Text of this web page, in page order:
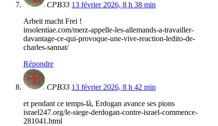
CPB33 13 février 2026, 8 h 38 min
Arbeit macht Frei !
insolentiae.com/merz-appelle-les-allemands-a-travailler-
davantage-ce-qui-provoque-une-vive-reaction-ledito-de-
charles-sannat/
Répondre
CPB33 13 février 2026, 8 h 42 min
et pendant ce temps-là, Erdogan avance ses pions
israel247.org/le-siege-derdogan-contre-israel-commence-
281041.html